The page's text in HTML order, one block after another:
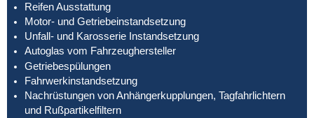
Reifen Ausstattung
Motor- und Getriebeinstandsetzung
Unfall- und Karosserie Instandsetzung
Autoglas vom Fahrzeughersteller
Getriebespülungen
Fahrwerkinstandsetzung
Nachrüstungen von Anhängerkupplungen, Tagfahrlichtern
und Rußpartikelfiltern